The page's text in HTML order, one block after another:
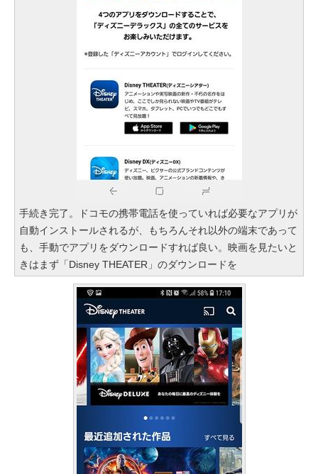
手続き完了。ドコモの携帯電話を使っていれば必要なアプリが
自動インストールされるが、もちろんそれ以外の端末であって
も、手動でアプリをダウンロードすれば良い。映画を見たいと
きはまず「Disney THEATER」のダウンロードを